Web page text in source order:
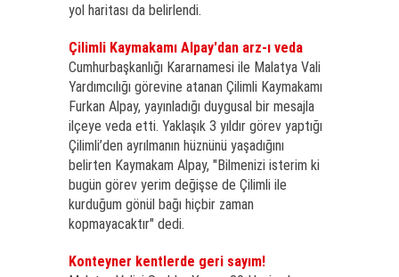
yol haritası da belirlendi.
Çilimli Kaymakamı Alpay'dan arz-ı veda
Cumhurbaşkanlığı Kararnamesi ile Malatya Vali
Yardımcılığı görevine atanan Çilimli Kaymakamı
Furkan Alpay, yayınladığı duygusal bir mesajla
ilçeye veda etti. Yaklaşık 3 yıldır görev yaptığı
Çilimli’den ayrılmanın hüznünü yaşadığını
belirten Kaymakam Alpay, "Bilmenizi isterim ki
bugün görev yerim değişse de Çilimli ile
kurduğum gönül bağı hiçbir zaman
kopmayacaktır" dedi.
Konteyner kentlerde geri sayım!